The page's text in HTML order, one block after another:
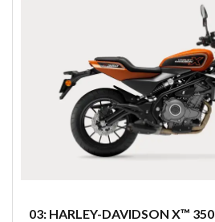
03: HARLEY-DAVIDSON X™ 350